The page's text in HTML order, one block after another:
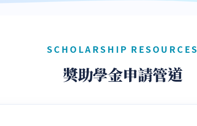
SCHOLARSHIP RESOURCES
獎助學金申請管道